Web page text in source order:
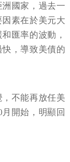
國家，過去一
素在於美元大
匯率的波動，
，導致美債的
不能再放任美
開始，明顯回